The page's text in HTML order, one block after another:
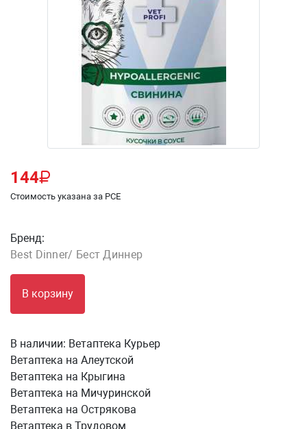
144
Стоимость указана за PCE
Бренд:
Best Dinner/ Бест Диннер
В корзину
В наличии: Ветаптека Курьер
Ветаптека на Алеутской
Ветаптека на Крыгина
Ветаптека на Мичуринской
Ветаптека на Острякова
Ветаптека в Трудовом